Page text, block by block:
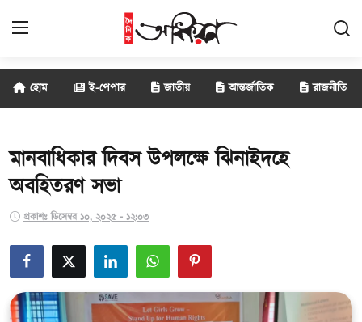
জাতীয়
আন্তর্জাতিক
রাজনীতি
সাক্ষাৎকার
বিনোদন
হোম ই-পেপার জাতীয় আন্তর্জাতিক রাজনীতি
মানবাধিকার দিবস উপলক্ষে ঝিনাইদহে
অবহিতরণ সভা
প্রকাশঃ ডিসেম্বর ১০, ২০২৫ - ১২:০৩